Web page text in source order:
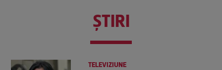
ŞTIRI
TELEVIZIUNE